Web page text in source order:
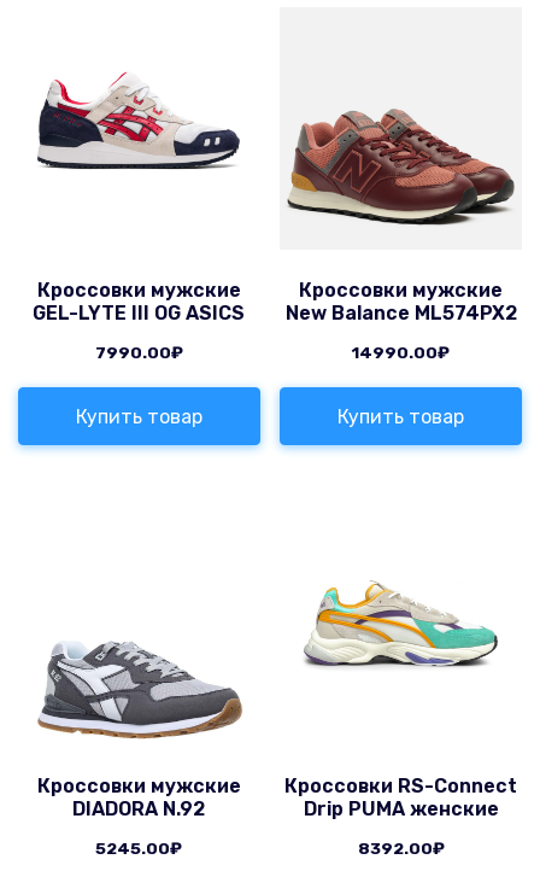
Кроссовки мужские
GEL-LYTE III OG ASICS
7990.00₽
Купить товар
Кроссовки мужские
New Balance ML574PX2
14990.00₽
Купить товар
Кроссовки мужские
DIADORA N.92
5245.00₽
Кроссовки RS-Connect
Drip PUMA женские
8392.00₽